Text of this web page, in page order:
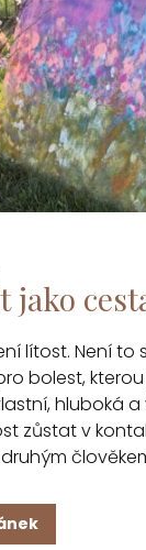
jako
lítost. Není to
bolest,
hluboká a
zůstat v